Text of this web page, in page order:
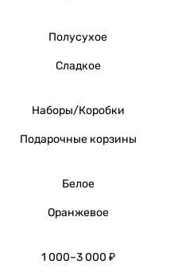
Полусухое
Сладкое
Наборы/Коробки
Подарочные корзины
Белое
Оранжевое
1 000–3 000 ₽